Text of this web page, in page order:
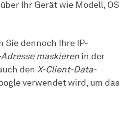
Ihr Gerät wie Modell, OS
Sie dennoch Ihre IP-
maskieren in der
den X-Client-Data-
verwendet wird, um das